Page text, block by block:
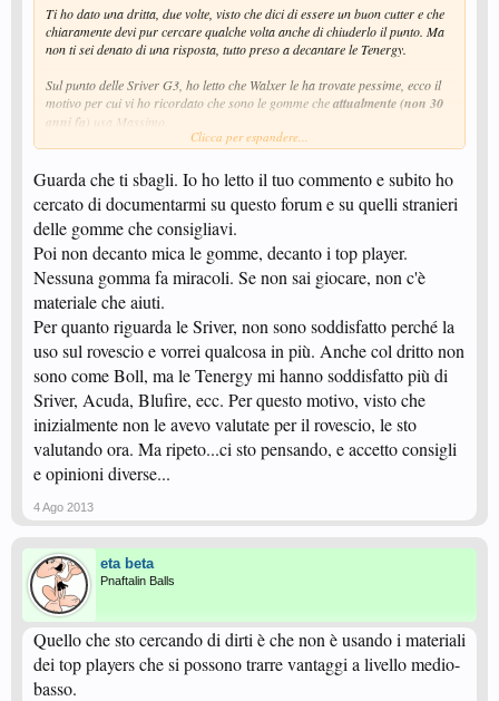
Ti ho dato una dritta, due volte, visto che dici di essere un buon cutter e che
chiaramente devi pur cercare qualche volta anche di chiuderlo il punto. Ma
non ti sei denato di una risposta, tutto preso a decantare le Tenergy.
Sul punto delle Sriver G3, ho letto che Walxer le ha trovate pessime, ecco il
motivo per cui vi ho ricordato che sono le gomme cheattualmente (non 30
anni fa)
usa Massimo.
--- Messaggio Unito Automaticamente, ---
Clicca per espandere...
Guarda che ti sbagli. Io ho letto il tuo commento e subito ho
cercato di documentarmi su questo forum e su quelli stranieri
delle gomme che consigliavi.
Poi non decanto mica le gomme, decanto i top player.
Nessuna gomma fa miracoli. Se non sai giocare, non c'è
materiale che aiuti.
Per quanto riguarda le Sriver, non sono soddisfatto perché la
uso sul rovescio e vorrei qualcosa in più. Anche col dritto non
sono come Boll, ma le Tenergy mi hanno soddisfatto più di
Sriver, Acuda, Blufire, ecc. Per questo motivo, visto che
inizialmente non le avevo valutate per il rovescio, le sto
valutando ora. Ma ripeto...ci sto pensando, e accetto consigli
e opinioni diverse...
4 Ago 2013
eta beta
Pnaftalin Balls
Quello che sto cercando di dirti è che non è usando i materiali
dei top players che si possono trarre vantaggi a livello medio-
basso.